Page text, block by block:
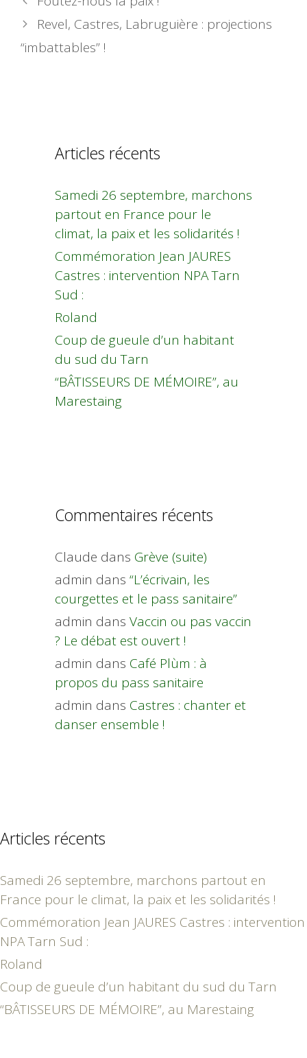
Revel, Castres, Labruguière : projections
“imbattables” !
Articles récents
Samedi 26 septembre, marchons
partout en France pour le
climat, la paix et les solidarités !
Commémoration Jean JAURES
Castres : intervention NPA Tarn
Sud :
Roland
Coup de gueule d’un habitant
du sud du Tarn
“BÂTISSEURS DE MÉMOIRE”, au
Marestaing
Commentaires récents
Claude dans Grève (suite)
admin dans “L’écrivain, les
courgettes et le pass sanitaire”
admin dans Vaccin ou pas vaccin
? Le débat est ouvert !
admin dans Café Plùm : à
propos du pass sanitaire
admin dans Castres : chanter et
danser ensemble !
Articles récents
Samedi 26 septembre, marchons partout en
France pour le climat, la paix et les solidarités !
Commémoration Jean JAURES Castres : intervention
NPA Tarn Sud :
Roland
Coup de gueule d’un habitant du sud du Tarn
“BÂTISSEURS DE MÉMOIRE”, au Marestaing